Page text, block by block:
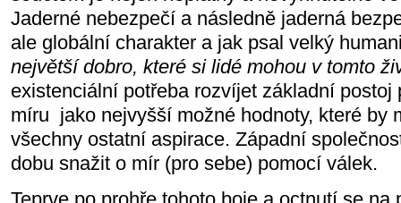
Jaderné nebezpečí a následně jaderná
ale globální charakter a jak psal velký
největší dobro, které si lidé mohou v tomto
existenciální potřeba rozvíjet základní postoj
míru jako nejvyšší možné hodnoty, které by
všechny ostatní aspirace. Západní
dobu snažit o mír (pro sebe) pomocí válek.